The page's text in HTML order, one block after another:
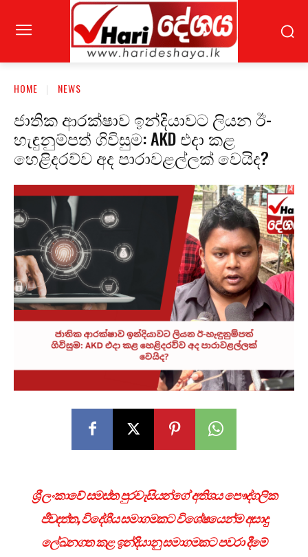
HOME NEWS
ජාතික ආරක්ෂාව ඉන්දියාවට ලියන ඊ-
හැඳුනුම්පත් ගිවිසුම: AKD එදා කළ
හෙළිදරව්ව අද පාරාවළල්ලක් වෙයිද?
ශ්‍රී ලංකාවේ සමස්ත පුරවැසියන්ගේ අතිශය පෞද්ගලික
ජීවදත්ත, විදේශීය සමාගමකට විශේෂයෙන්ම අසාදු
ලේඛනගත කළ ඉන්දියානු සමාගමකට පවරා දීමේ